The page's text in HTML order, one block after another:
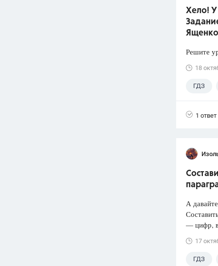
Хело! У
Решите
18
ГДЗ
1 ответ
А
— цифр,
17
ГДЗ